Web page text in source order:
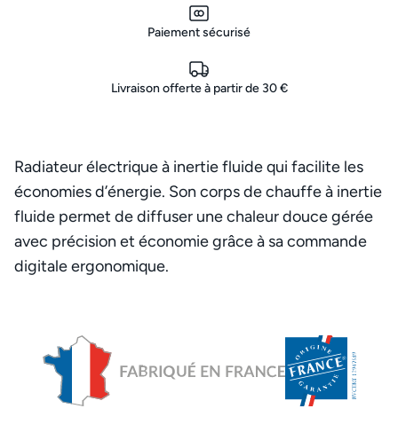
Paiement sécurisé
Livraison offerte à partir de 30 €
Radiateur électrique à inertie fluide qui facilite les
économies d’énergie. Son corps de chauffe à inertie
fluide permet de diffuser une chaleur douce gérée
avec précision et économie grâce à sa commande
digitale ergonomique.